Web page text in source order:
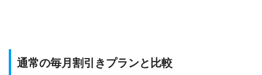
通常の毎月割引きプランと比較